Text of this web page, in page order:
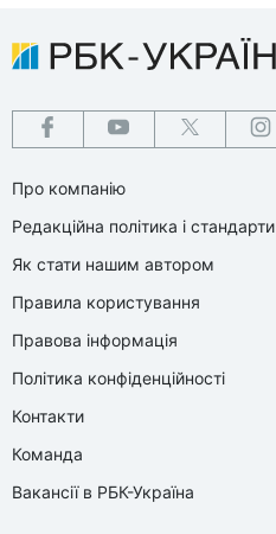
Про компанію
Редакційна політика і стандарти
Як стати нашим автором
Правила користування
Правова інформація
Політика конфіденційності
Контакти
Команда
Вакансії в РБК-Україна